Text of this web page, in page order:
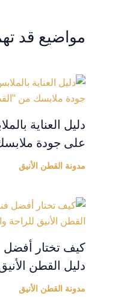
مواضيع قد
دليل العناية
على جودة
مدونة القطن الأنيق
كيف تختار أفضل
دليل القطن
مدونة القطن الأنيق